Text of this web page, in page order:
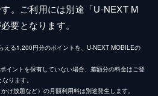
。ご利用には別途「U-NEXT M
要となります。
える1,200円分のポイントを、U-NEXT MOBILEの
イントを保有していない場合、差額分の料金はご登
ります。
け放題など）の月額利用料は別途発生します。